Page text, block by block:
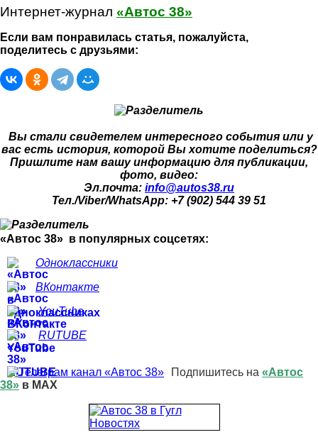
Интернет-журнал «Автос 38»
Если вам понравилась статья, пожалуйста,
поделитесь с друзьями:
Вы стали свидетелем интересного события или у
вас есть история, которой Вы хотите поделиться?
Пришлите нам вашу информацию для публикации,
фото, видео:
Эл.почта: info@autos38.ru
Тел./Viber/WhatsApp: +7 (902) 544 39 51
«Автос 38» в популярных соцсетях:
Одноклассники
ВКонтакте
YouTube
RUTUBE
Подпишитесь на «Автос
38» в MAX